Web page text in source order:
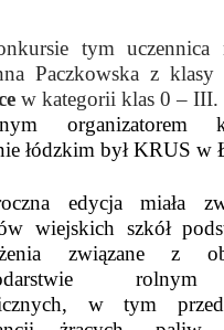
tym uczennica
Paczkowska z
w kategorii klas 0 – III.
organizatorem
łódzkim był KRUS w
edycja miała
wiejskich szkół
związane z
rolnym
w tym